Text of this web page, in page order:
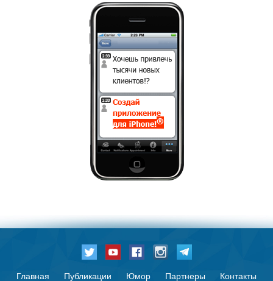
Главная Публикации Юмор Партнеры Контакты